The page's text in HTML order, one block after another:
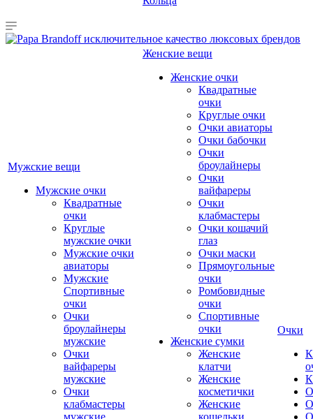
Мужские вещи
Мужские очки
Квадратные
очки
Круглые
мужские очки
Мужские очки
авиаторы
Мужские
Спортивные
очки
Очки
броулайнеры
мужские
Очки
вайфареры
мужские
Очки
клабмастеры
мужские
Женские вещи
Женские очки
Квадратные
очки
Круглые очки
Очки авиаторы
Очки бабочки
Очки
броулайнеры
Очки
вайфареры
Очки
клабмастеры
Очки кошачий
глаз
Очки маски
Прямоугольные
очки
Ромбовидные
очки
Спортивные
очки
Женские сумки
Женские
клатчи
Женские
косметички
Женские
кошельки
Очки